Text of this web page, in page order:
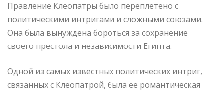
Правление Клеопатры было переплетено с
политическими интригами и сложными союзами.
Она была вынуждена бороться за сохранение
своего престола и независимости Египта.
Одной из самых известных политических интриг,
связанных с Клеопатрой, была ее романтическая